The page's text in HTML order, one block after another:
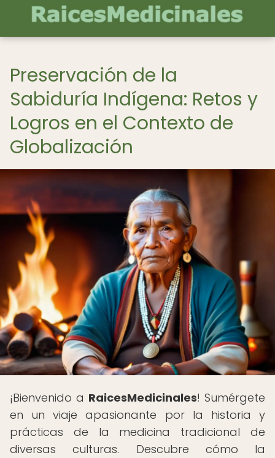
Preservación de la
Sabiduría Indígena: Retos y
Logros en el Contexto de
Globalización
¡Bienvenido a RaicesMedicinales! Sumérgete
en un viaje apasionante por la historia y
prácticas de la medicina tradicional de
diversas culturas. Descubre cómo la